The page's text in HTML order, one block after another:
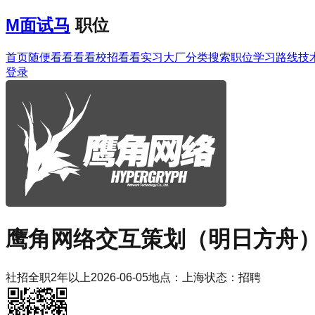
M面试马 职位
首页随便看看看看校招看看实习大厂分类搜索职位学习路线技
登录
鹰角网络交互策划（明日方舟）
社招全职2年以上2026-06-05地点： 上海状态： 招聘